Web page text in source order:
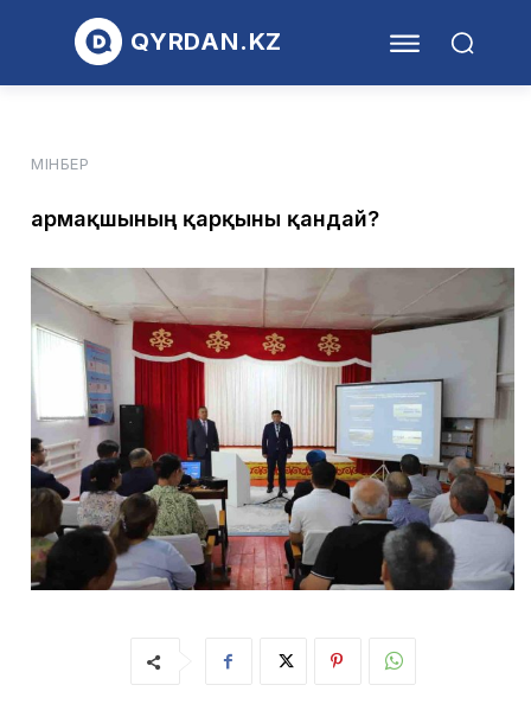
QYRDAN.KZ
МІНБЕР
Қармақшының қарқыны қандай?